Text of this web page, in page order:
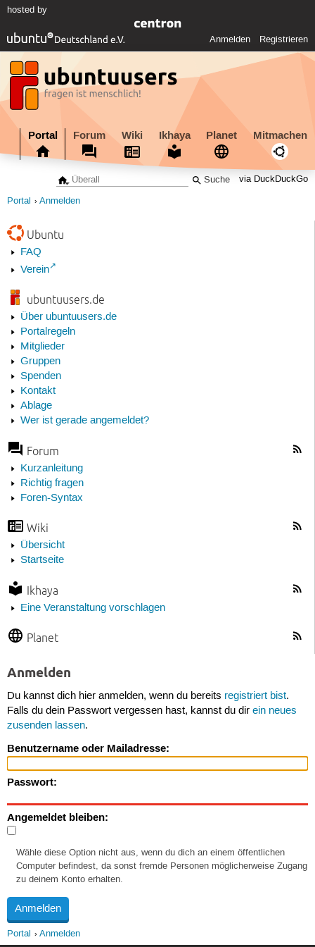
hosted by
Anmelden Registrieren
Portal Forum Wiki Ikhaya Planet Mitmachen
via DuckDuckGo
Portal Anmelden
Ubuntu
FAQ
Verein
ubuntuusers.de
Über ubuntuusers.de
Portalregeln
Mitglieder
Gruppen
Spenden
Kontakt
Ablage
Wer ist gerade angemeldet?
Forum
Kurzanleitung
Richtig fragen
Foren-Syntax
Wiki
Übersicht
Startseite
Ikhaya
Eine Veranstaltung vorschlagen
Planet
Anmelden
Du kannst dich hier anmelden, wenn du bereits registriert bist.
Falls du dein Passwort vergessen hast, kannst du dir ein neues
zusenden lassen.
Benutzername oder Mailadresse:
Passwort:
Angemeldet bleiben:
Wähle diese Option nicht aus, wenn du dich an einem öffentlichen
Computer befindest, da sonst fremde Personen möglicherweise Zugang
zu deinem Konto erhalten.
Portal Anmelden